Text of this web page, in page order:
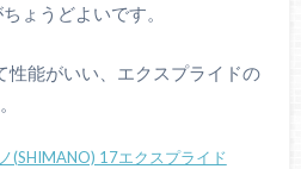
ょうどよいです。
性能がいい、エクスプライドの
(SHIMANO) 17エクスプライド